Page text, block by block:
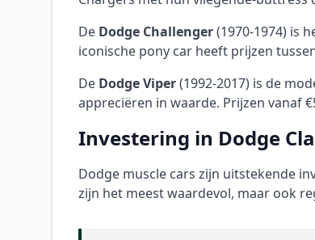
De Dodge Challenger(1970-1974) is
iconische pony car heeft prijzen
De Dodge Viper(1992-2017) is de
appreciëren in waarde. Prijzen vanaf
Investering in Dodge
Dodge muscle cars zijn uitstekende
zijn het meest waardevol, maar ook